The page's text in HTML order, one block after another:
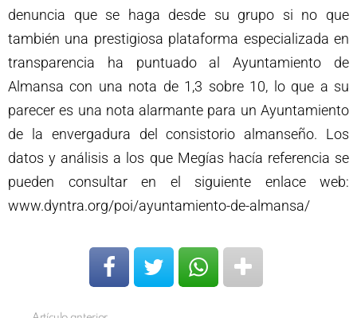
denuncia que se haga desde su grupo si no que
también una prestigiosa plataforma especializada en
transparencia ha puntuado al Ayuntamiento de
Almansa con una nota de 1,3 sobre 10, lo que a su
parecer es una nota alarmante para un Ayuntamiento
de la envergadura del consistorio almanseño. Los
datos y análisis a los que Megías hacía referencia se
pueden consultar en el siguiente enlace web:
www.dyntra.org/poi/ayuntamiento-de-almansa/